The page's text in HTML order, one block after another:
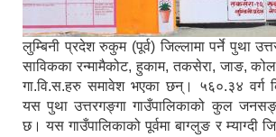
लुम्बिनी प्रदेश रुकुम (पूर्व) जिल्लामा पर्ने पुथा
साविकका रन्मामैकोट, हुकाम, तकसेरा, जाङ, कोल
गा.वि.स.हरु समावेश भएका छन्। ५६०.३४ वर्ग
यस पुथा उत्तरगङ्गा गाउँपालिकाको कुल
छ। यस गाउँपालिकाको पूर्वमा बाग्लुङ र म्याग्दी